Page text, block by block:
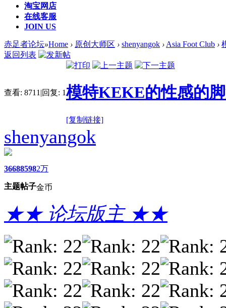
淘宝网店
在线客服
JOIN US
赤足者论坛»Home › 原创大师区 › shenyangok › Asia Foot Club ›
返回列表
查看: 8711 |回复: 1模特KEKE的性感的
[复制链接]
shenyangok
3668
主题
8598
帖子
2万
金币
★★ 论坛版主 ★★